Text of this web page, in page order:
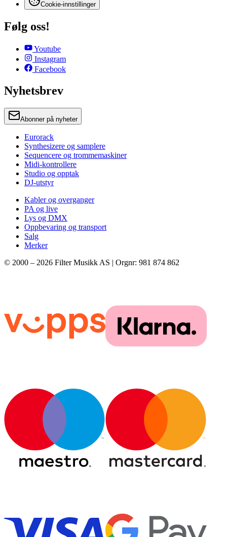
Cookie-innstillinger
Følg oss!
Youtube
Instagram
Facebook
Nyhetsbrev
Abonner på nyheter
Eurorack
Synthesizere og samplere
Sequencere og trommemaskiner
Midi-kontrollere
Studio og opptak
DJ-utstyr
Kabler og overganger
PA og live
Lys og DMX
Oppbevaring og transport
Salg
Merker
© 2000 – 2026 Filter Musikk AS | Orgnr: 981 874 862